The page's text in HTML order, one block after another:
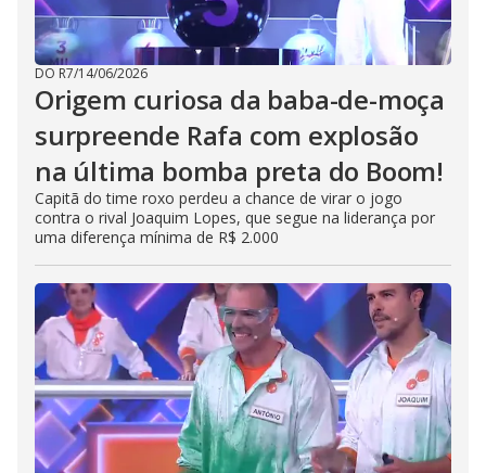
DO R7/14/06/2026
Origem curiosa da baba-de-moça
surpreende Rafa com explosão
na última bomba preta do Boom!
Capitã do time roxo perdeu a chance de virar o jogo
contra o rival Joaquim Lopes, que segue na liderança por
uma diferença mínima de R$ 2.000